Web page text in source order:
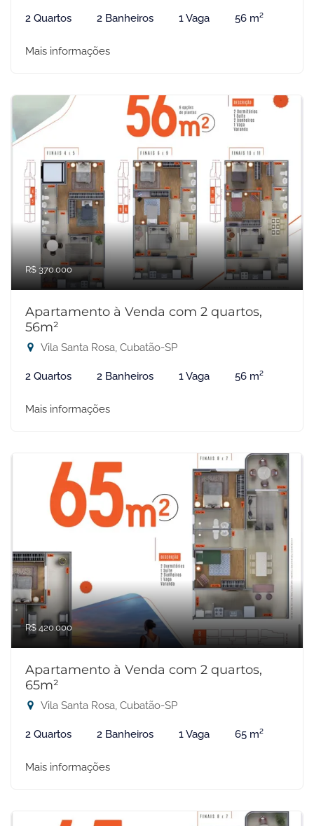
2 Quartos 2 Banheiros 1 Vaga 56 m²
Mais informações
R$ 370.000
Apartamento à Venda com 2 quartos,
56m²
Vila Santa Rosa, Cubatão-SP
2 Quartos 2 Banheiros 1 Vaga 56 m²
Mais informações
R$ 420.000
Apartamento à Venda com 2 quartos,
65m²
Vila Santa Rosa, Cubatão-SP
2 Quartos 2 Banheiros 1 Vaga 65 m²
Mais informações